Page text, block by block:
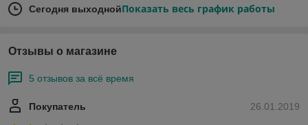
Сегодня выходнойПоказать весь график работы
Отзывы о магазине
5 отзывов за всё время
26.01.2019
Покупатель